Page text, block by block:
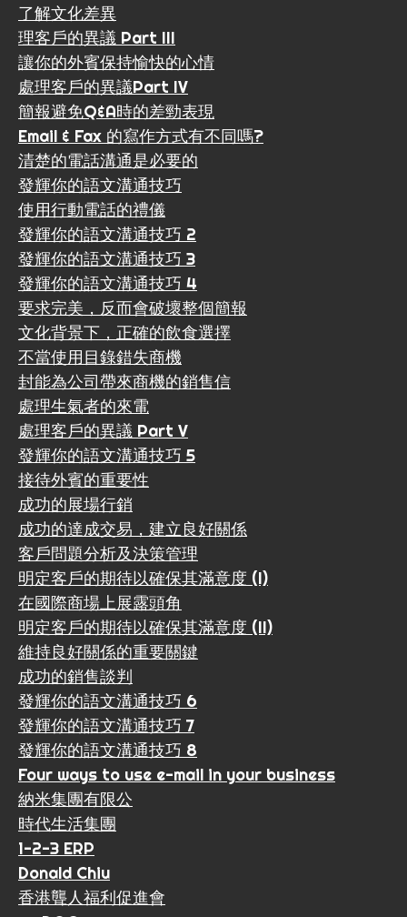
了解文化差異
理客戶的異議 Part III
讓你的外賓保持愉快的心情
處理客戶的異議Part IV
簡報避免Q&A時的差勁表現
Email & Fax 的寫作方式有不同嗎?
清楚的電話溝通是必要的
發輝你的語文溝通技巧
使用行動電話的禮儀
發輝你的語文溝通技巧 2
發輝你的語文溝通技巧 3
發輝你的語文溝通技巧 4
要求完美，反而會破壞整個簡報
文化背景下，正確的飲食選擇
不當使用目錄錯失商機
封能為公司帶來商機的銷售信
處理生氣者的來電
處理客戶的異議 Part V
發輝你的語文溝通技巧 5
接待外賓的重要性
成功的展場行銷
成功的達成交易，建立良好關係
客戶問題分析及決策管理
明定客戶的期待以確保其滿意度 (I)
在國際商場上展露頭角
明定客戶的期待以確保其滿意度 (II)
維持良好關係的重要關鍵
成功的銷售談判
發輝你的語文溝通技巧 6
發輝你的語文溝通技巧 7
發輝你的語文溝通技巧 8
Four ways to use e-mail in your business
納米集團有限公
時代生活集團
1-2-3 ERP
Donald Chiu
香港聾人福利促進會